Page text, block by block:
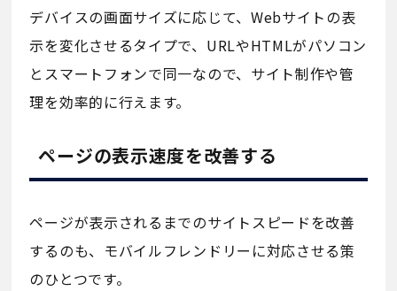
デバイスの画面サイズに応じて、Webサイトの表
示を変化させるタイプで、URLやHTMLがパソコン
とスマートフォンで同一なので、サイト制作や管
理を効率的に行えます。
ページの表示速度を改善する
ページが表示されるまでのサイトスピードを改善
するのも、モバイルフレンドリーに対応させる策
のひとつです。